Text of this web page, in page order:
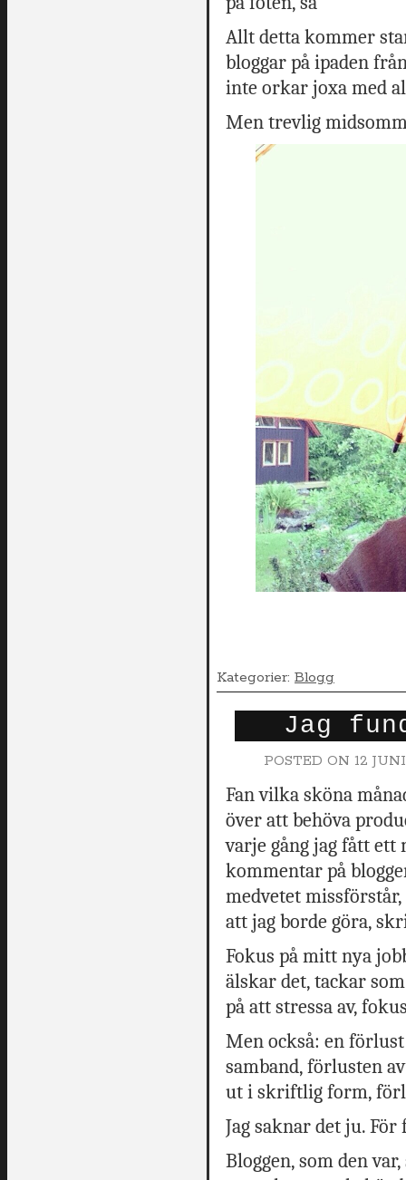
Allt detta kommer
bloggar på ipaden
inte orkar joxa med
Men trevlig
Kategorier: Blogg
Jag
POSTED ON 12
Fan vilka sköna
över att behöva
varje gång jag fått ett
kommentar på
medvetet
att jag borde göra,
Fokus på mitt nya
älskar det, tackar
på att stressa av,
Men också: en
samband, förlusten
ut i skriftlig form,
Jag saknar det ju. För
Bloggen, som den